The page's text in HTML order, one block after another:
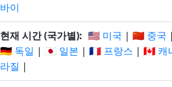
바이
현재 시간 (국가별): 🇺🇸 미국 | 🇨🇳 중국 |
🇩🇪 독일 | 🇯🇵 일본 | 🇫🇷 프랑스 | 🇨🇦 캐
라질 |